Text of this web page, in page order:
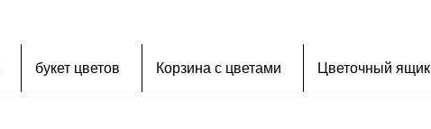
букет цветов Корзина с цветами Цветочный ящик